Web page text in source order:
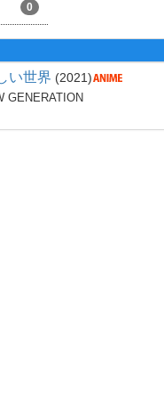
0
い世界 2021
GENERATION